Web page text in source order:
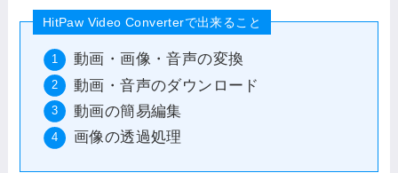
HitPaw Video Converterで出来ること
動画・画像・音声の変換
動画・音声のダウンロード
動画の簡易編集
画像の透過処理